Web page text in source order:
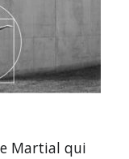
Martial qui